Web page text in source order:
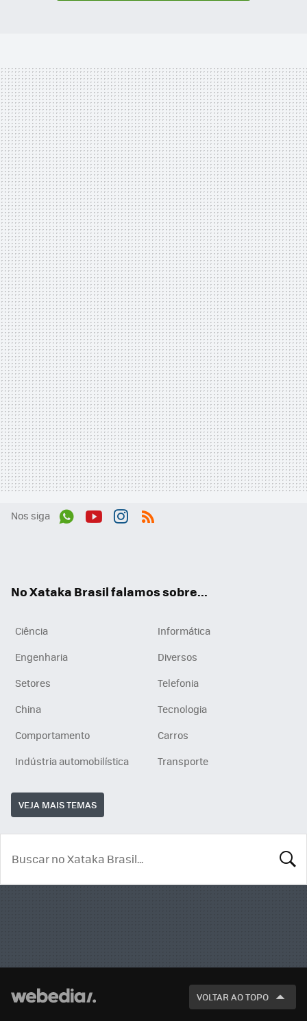
Nos siga
No Xataka Brasil falamos sobre...
Ciência
Informática
Engenharia
Diversos
Setores
Telefonia
China
Tecnologia
Comportamento
Carros
Indústria automobilística
Transporte
VEJA MAIS TEMAS
VOLTAR AO TOPO